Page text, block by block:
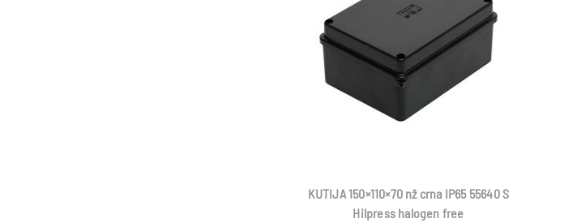
KUTIJA 150×110×70 nž crna IP65 55640 S
Hilpress halogen free